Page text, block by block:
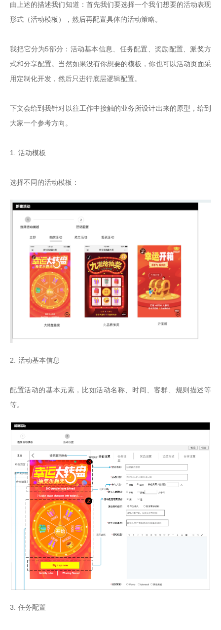
由上述的描述我们知道：首先我们要选择一个我们想要的活动表现
形式（活动模板），然后再配置具体的活动策略。
我把它分为5部分：活动基本信息、任务配置、奖励配置、派奖方
式和分享配置。当然如果没有你想要的模板，你也可以活动页面采
用定制化开发，然后只进行底层逻辑配置。
下文会给到我针对以往工作中接触的业务所设计出来的原型，给到
大家一个参考方向。
1. 活动模板
选择不同的活动模板：
2. 活动基本信息
配置活动的基本元素，比如活动名称、时间、客群、规则描述等
等。
3. 任务配置